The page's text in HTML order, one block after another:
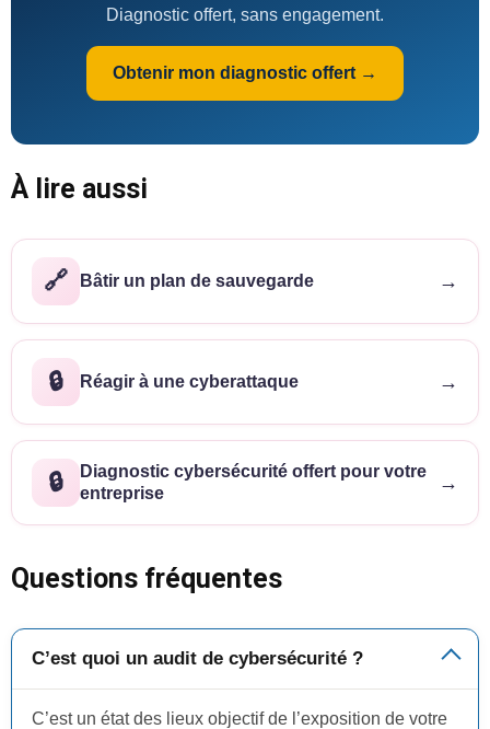
Diagnostic offert, sans engagement.
Obtenir mon diagnostic offert →
À lire aussi
🔗 Bâtir un plan de sauvegarde →
🔒 Réagir à une cyberattaque →
🔒
Diagnostic cybersécurité offert pour votre
entreprise
→
Questions fréquentes
C’est quoi un audit de cybersécurité ?
C’est un état des lieux objectif de l’exposition de votre